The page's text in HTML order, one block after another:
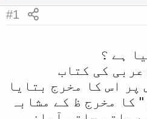
آ
ز
#1
ہے ؟
عربی کی کتاب
پر اس کا مخرج بتایا
کا مخرج ظ کے مشابہ